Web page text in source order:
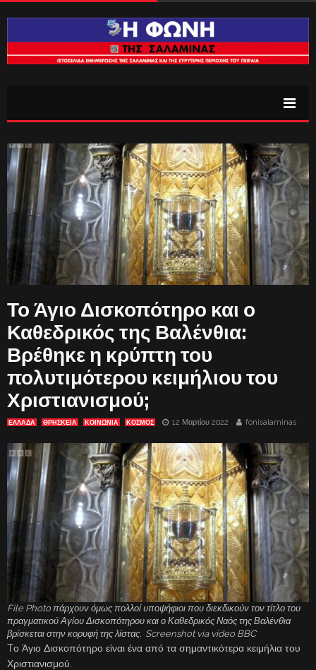
Το Άγιο Δισκοπότηρο και ο
Καθεδρικός της Βαλένθια:
Βρέθηκε η κρύπτη του
πολυτιμότερου κειμήλιου του
Χριστιανισμού;
ΕΛΛΑΔΑ ΘΡΗΣΚΕΙΑ ΚΟΙΝΩΝΙΑ ΚΟΣΜΟΣ 12 Μαρτίου 2022 fonisalaminas
File Photo πάρχουν όμως πολλοί υποψήφιοι που διεκδικούν τον τίτλο του
πραγματικού Αγίου Δισκοπότηρου και ο Καθεδρικός Ναός της Βαλένθια
βρίσκεται στην κορυφή της λίστας. Screenshot via video BBC
Tο Άγιο Δισκοπότηρο είναι ένα από τα σημαντικότερα κειμήλια του
Χριστιανισμού.